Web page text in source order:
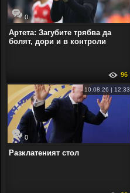
0
Артета: Загубите трябва да
болят, дори и в контроли
96
0
10.08.26 | 12:33
Разклатеният стол